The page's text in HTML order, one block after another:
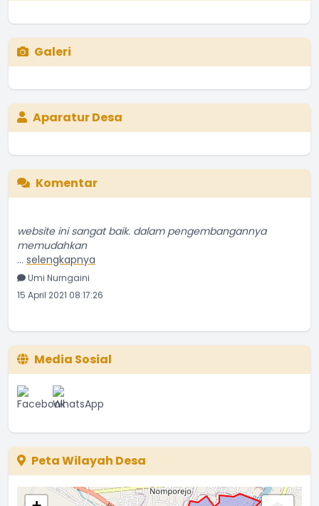
Galeri
Aparatur Desa
Komentar
memudahkan
...selengkapnya
Umi Nurngaini
15 April 2021 08:17:26
Media Sosial
Peta Wilayah Desa